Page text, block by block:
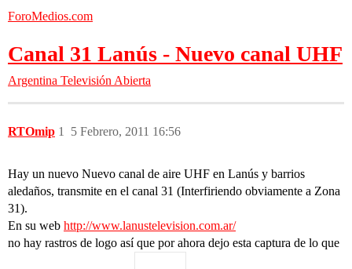
ForoMedios.com
Canal 31 Lanús - Nuevo canal UHF
Argentina Televisión Abierta
RTOmip 5 Febrero, 2011 16:56
1
Hay un nuevo Nuevo canal de aire UHF en Lanús y barrios
aledaños, transmite en el canal 31 (Interfiriendo obviamente a Zona
31).
En su web http://www.lanustelevision.com.ar/
no hay rastros de logo así que por ahora dejo esta captura de lo que